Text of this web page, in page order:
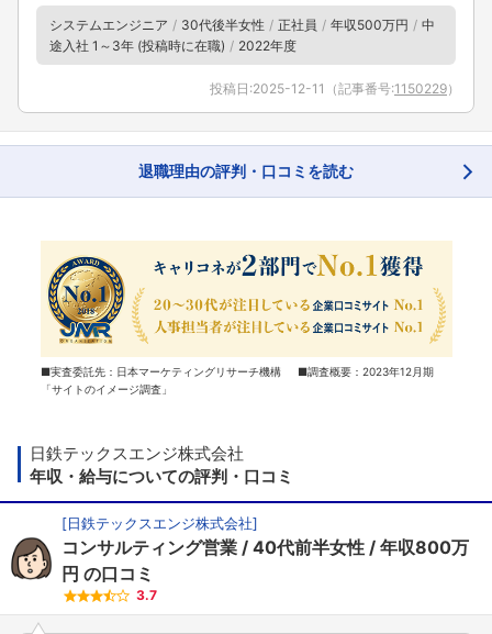
システムエンジニア 30代後半女性 正社員 年収500万円
中
途入社 1～3年 (投稿時に在職)
2022年度
投稿日:2025-12-11 （記事番号:1150229）
退職理由の評判・口コミを読む
■実査委託先：日本マーケティングリサーチ機構 ■調査概要：2023年12月期
「サイトのイメージ調査」
日鉄テックスエンジ株式会社
年収・給与についての評判・口コミ
[日鉄テックスエンジ株式会社]
コンサルティング営業 40代前半女性
年収800万
円 の口コミ
3.7